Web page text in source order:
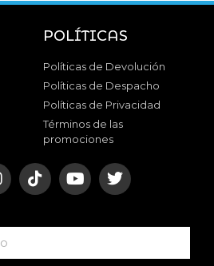
POLÍTICAS
Políticas de Devolución
Políticas de Despacho
Políticas de Privacidad
Términos de las
promociones